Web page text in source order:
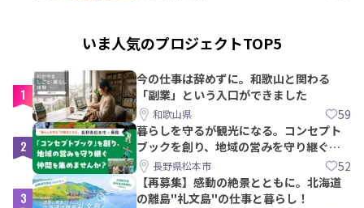
いま人気のプロジェクトTOP5
1
今の仕事は辞めずに。和歌山と関わる
「副業」という入口ができました
和歌山県 59
2
暮らしを守るが観光になる。コンセプト
ブックを創り、地域の営みを守り継ぐ仲
間を集めませんか？
長野県松本市 52
3
【再募集】感動の絶景とともに。北海道
の離島"礼文島"の仕事と暮らし！